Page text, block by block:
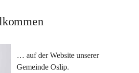
… auf der Website unserer
Gemeinde Oslip.